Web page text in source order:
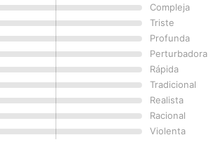
Compleja
Triste
Profunda
Perturbadora
Rápida
Tradicional
Realista
Racional
Violenta